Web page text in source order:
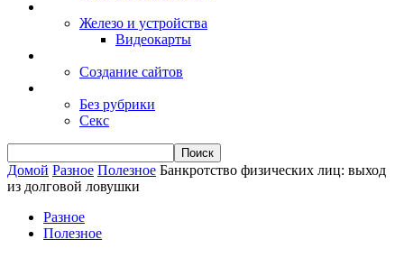
Железо и устройства
Видеокарты
Создание сайтов
Без рубрики
Секс
Домой Разное Полезное Банкротство физических лиц: выход
из долговой ловушки
Разное
Полезное